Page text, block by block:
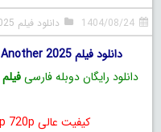
1404/08/24 دانلود فیلم 2025
دانلود فیلم One Battle After Another 2025 با لینک مستقیم
دانلود رایگان دوبله فارسی
کیفیت عالی WEB-DL 1080p 720p دوبله فارسی